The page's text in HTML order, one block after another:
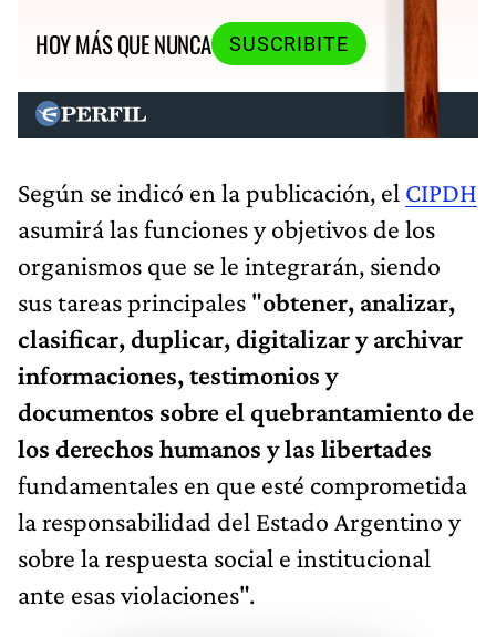
HOY MÁS QUE NUNCA
SUSCRIBITE
Según se indicó en la publicación, el CIPDH
asumirá las funciones y objetivos de los
organismos que se le integrarán, siendo
sus tareas principales "obtener, analizar,
clasificar, duplicar, digitalizar y archivar
informaciones, testimonios y
documentos sobre el quebrantamiento de
los derechos humanos y las libertades
fundamentales en que esté comprometida
la responsabilidad del Estado Argentino y
sobre la respuesta social e institucional
ante esas violaciones".